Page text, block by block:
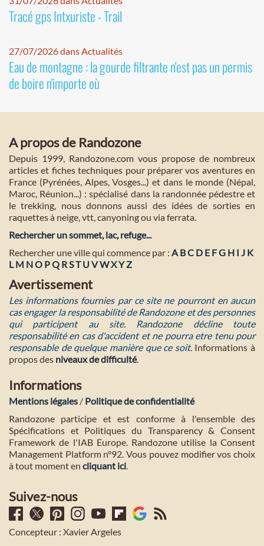
Tracé gps Intxuriste - Trail
27/07/2026 dans Actualités
Eau de montagne : la gourde filtrante n'est pas un permis
de boire n'importe où
A propos de Randozone
Depuis 1999, Randozone.com vous propose de nombreux
articles et fiches techniques pour préparer vos aventures en
France (Pyrénées, Alpes, Vosges...) et dans le monde (Népal,
Maroc, Réunion...) : spécialisé dans la randonnée pédestre et
le trekking, nous donnons aussi des idées de sorties en
raquettes à neige, vtt, canyoning ou via ferrata.
Rechercher un sommet, lac, refuge...
Rechercher une ville qui commence par : A BC D E FG H I J K
L M NO PQ RST U VWXYZ
Avertissement
Les informations fournies par ce site ne pourront en aucun
cas engager la responsabilité de Randozone et des personnes
qui participent au site. Randozone décline toute
responsabilité en cas d'accident et ne pourra etre tenu pour
responsable de quelque manière que ce soit. Informations à
propos des niveaux de difficulté.
Informations
Mentions légales / Politique de confidentialité
Randozone participe et est conforme à l'ensemble des
Spécifications et Politiques du Transparency & Consent
Framework de l'IAB Europe. Randozone utilise la Consent
Management Platform n°92. Vous pouvez modifier vos choix
à tout moment en cliquant ici.
Suivez-nous
Concepteur : Xavier Argeles